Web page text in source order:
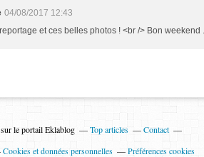
04/08/2017 12:43
et ces belles photos ! <br /> Bon weekend
sur le portail Eklablog Top articles
Contact
Cookies et données personnelles Préférences cookies